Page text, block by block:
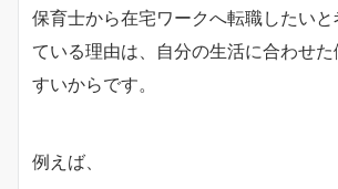
保育士から在宅ワークへ転職したいと
ている理由は、自分の生活に合わせ
すいからです。
例えば、